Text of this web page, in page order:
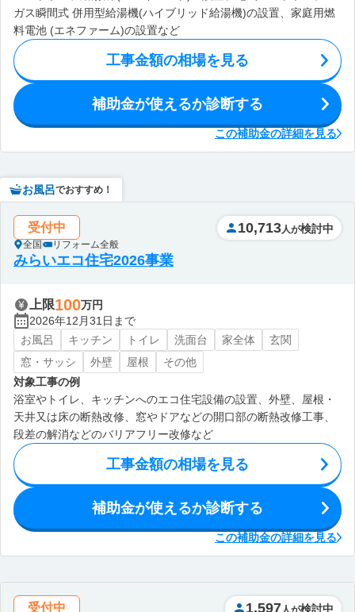
ガス瞬間式 併用型給湯機(ハイブリッド給湯機)の設置、家庭用燃
料電池 (エネファーム)の設置など
工事金額の相場を見る
補助金が使えるか診断する
この補助金の詳細を見る
お風呂でおすすめ！
受付中
全国 リフォーム全般
10,713 人が検討中
みらいエコ住宅2026事業
上限100万円
2026年12月31日まで
お風呂
キッチン トイレ 洗面台 家全体
玄関
窓・サッシ
外壁 屋根
その他
対象工事の例
浴室やトイレ、キッチンへのエコ住宅設備の設置、外壁、屋根・
天井又は床の断熱改修、窓やドアなどの開口部の断熱改修工事、
段差の解消などのバリアフリー改修など
工事金額の相場を見る
補助金が使えるか診断する
この補助金の詳細を見る
受付中 1,597 人が検討中